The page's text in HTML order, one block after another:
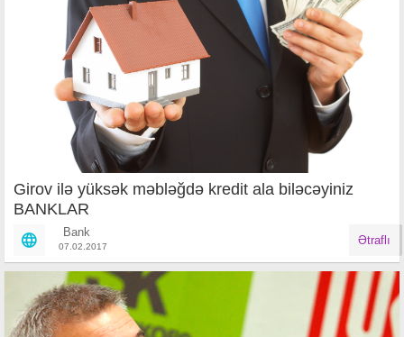
Girov ilə yüksək məbləğdə kredit ala biləcəyiniz
BANKLAR
Bank
07.02.2017 Ətraflı